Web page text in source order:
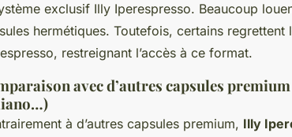
exclusif Illy Iperespresso. Beaucoup
hermétiques. Toutefois, certains
restreignant l’accès à ce format.
avec d’autres capsules
à d’autres capsules premium, Illy